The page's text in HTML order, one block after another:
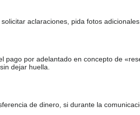
aclaraciones, pida fotos
pago por adelantado en concepto de
dejar huella.
de dinero, si durante la